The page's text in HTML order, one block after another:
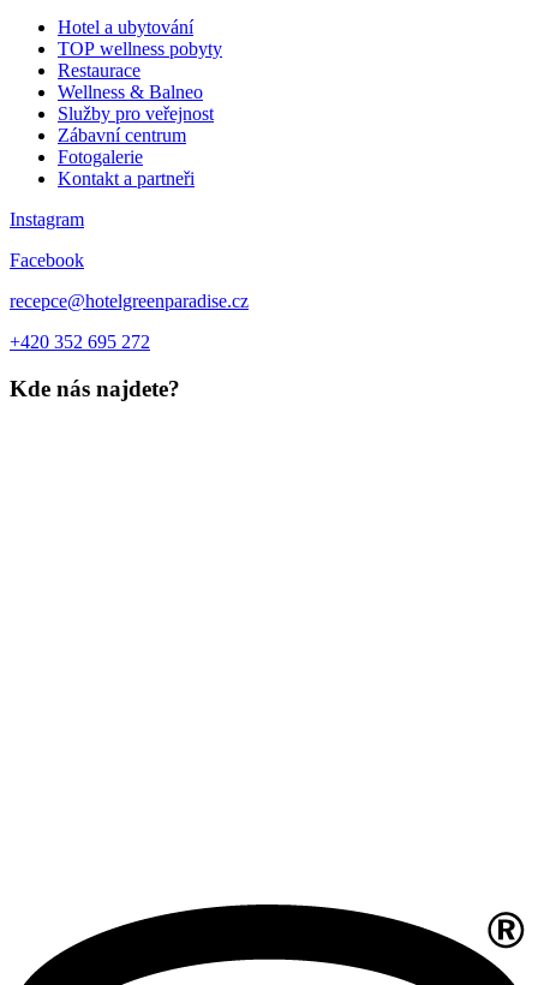
Hotel a ubytování
TOP wellness pobyty
Restaurace
Wellness & Balneo
Služby pro veřejnost
Zábavní centrum
Fotogalerie
Kontakt a partneři
Instagram
Facebook
recepce@hotelgreenparadise.cz
+420 352 695 272
Kde nás najdete?